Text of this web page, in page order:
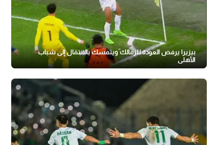
بيزيرا يرفض العودة للزمالك ويتمسك بالانتقال إلى شباب
الأهلي